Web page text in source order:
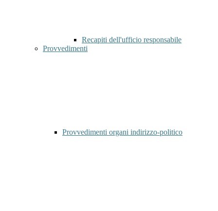
Recapiti dell'ufficio responsabile
Provvedimenti
Provvedimenti organi indirizzo-politico